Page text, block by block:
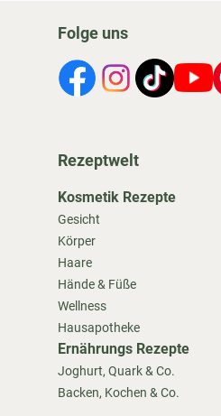
Folge uns
Rezeptwelt
Kosmetik Rezepte
Gesicht
Körper
Haare
Hände & Füße
Wellness
Hausapotheke
Ernährungs Rezepte
Joghurt, Quark & Co.
Backen, Kochen & Co.